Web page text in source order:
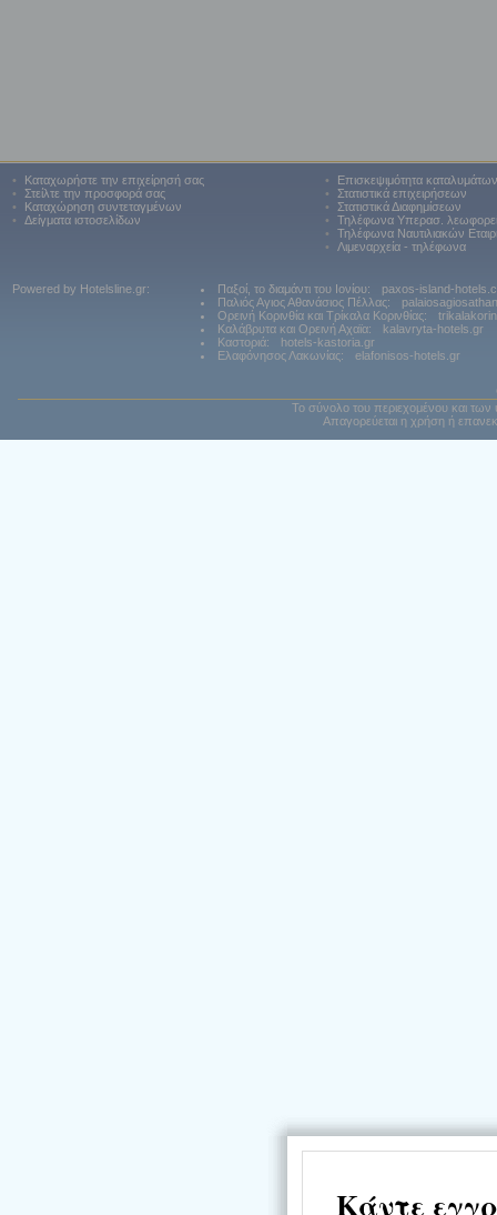
•
Καταχωρήστε την επιχείρησή σας
•
Στείλτε την προσφορά σας
•
Καταχώρηση συντεταγμένων
•
Δείγματα ιστοσελίδων
•
Επισκεψιμότητα καταλυμάτων
•
Στατιστικά επιχειρήσεων
•
Στατιστικά Διαφημίσεων
•
Τηλέφωνα Υπερασ.
•
Τηλέφωνα Ναυτιλιακών
•
Λιμεναρχεία - τηλέφωνα
Powered by Hotelsline.gr: Παξοί, το διαμάντι του Ιονίου:
paxos-island-
Παλιός Αγιος Αθανάσιος Πέλλας:
Ορεινή Κορινθία και Τρίκαλα Κορινθίας:
Καλάβρυτα και Ορεινή Αχαϊα:
kalavryta-hotels.gr
Καστοριά:
hotels-kastoria.gr
Ελαφόνησος Λακωνίας:
elafonisos-hotels.gr
Το σύνολο του περιεχομένου και των
Απαγορεύεται η χρήση ή